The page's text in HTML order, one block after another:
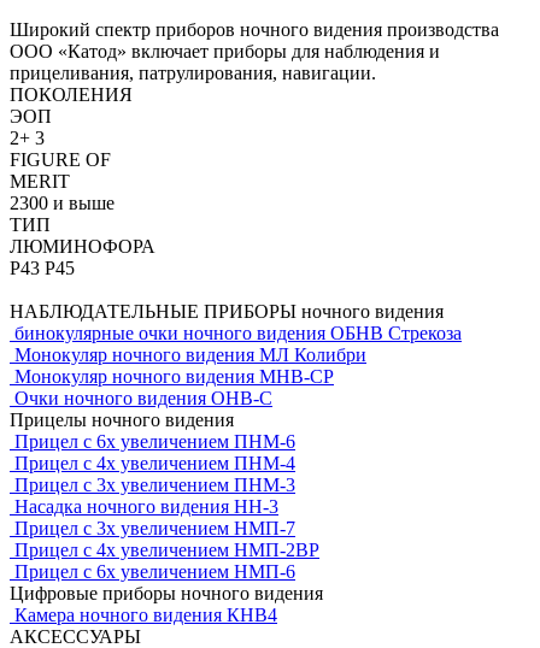
Широкий спектр приборов ночного видения производства
ООО «Катод» включает приборы для наблюдения и
прицеливания, патрулирования, навигации.
ПОКОЛЕНИЯ
ЭОП
2+ 3
FIGURE OF
MERIT
2300 и выше
ТИП
ЛЮМИНОФОРА
P43 P45
НАБЛЮДАТЕЛЬНЫЕ ПРИБОРЫ ночного видения
бинокулярные очки ночного видения ОБНВ Стрекоза
Монокуляр ночного видения МЛ Колибри
Монокуляр ночного видения МНВ-СР
Очки ночного видения ОНВ-С
Прицелы ночного видения
Прицел с 6х увеличением ПНМ-6
Прицел с 4х увеличением ПНМ-4
Прицел с 3х увеличением ПНМ-3
Насадка ночного видения НН-3
Прицел с 3х увеличением НМП-7
Прицел с 4х увеличением НМП-2ВР
Прицел c 6х увеличением НМП-6
Цифровые приборы ночного видения
Камера ночного видения КНВ4
АКСЕССУАРЫ